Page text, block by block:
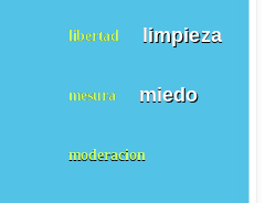
libertad limpieza
mesura miedo
moderacion